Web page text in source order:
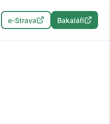
e-Strava Bakaláři